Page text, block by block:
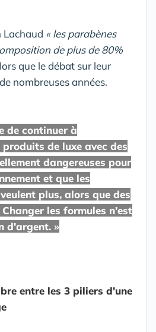
Lachaud « les parabènes
de plus de 80%
que le débat sur leur
nombreuses années.
de continuer à
de luxe avec des
dangereuses pour
et que les
plus, alors que des
les formules n'est
d'argent. »
entre les 3 piliers d'une